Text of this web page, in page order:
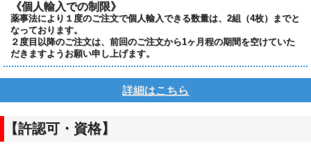
《個人輸入での制限》
薬事法により１度のご注文で個人輸入できる数量は、2組（4枚）までと
なっております。
２度目以降のご注文は、前回のご注文から1ヶ月程の期間を空けていた
だきますようお願い申し上げます。
詳細はこちら
【許認可・資格】